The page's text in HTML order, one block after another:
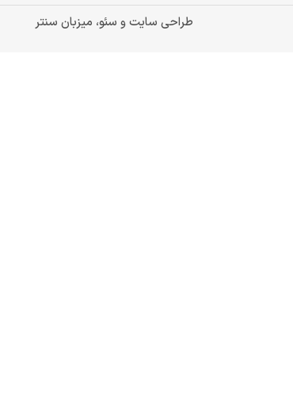
طراحی سایت و سئو، میزبان سنتر